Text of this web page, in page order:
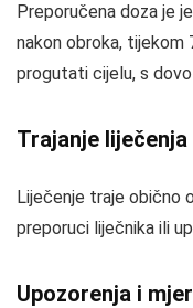
Preporučena doza je
nakon obroka, tijekom
progutati cijelu, s
Trajanje liječenja
Liječenje traje obično
preporuci liječnika ili
Upozorenja i